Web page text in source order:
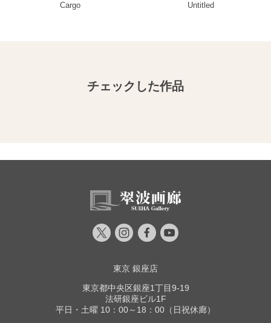
Cargo Untitled
チェックした作品
東京 銀座店
東京都中央区銀座1丁目9-19
法研銀座ビル1F
平日・土曜 10：00～18：00（日祝休廊）